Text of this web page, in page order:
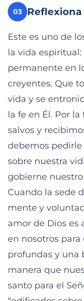
03 Reflexiona
Este es uno de
la vida
permanente en
creyentes. Que
vida y se
la fe en Él. Por
salvos y
debemos
sobre nuestra
gobierne nuestro
Cuando la sede
mente y
amor de Dios es
en nosotros para
profundas y una
manera que
santo para el